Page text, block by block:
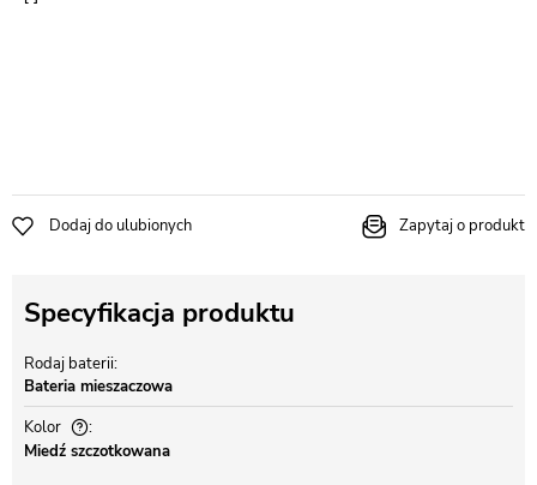
Dodaj do ulubionych Zapytaj o produkt
Specyfikacja produktu
Rodaj baterii
Bateria mieszaczowa
Kolor
Miedź szczotkowana